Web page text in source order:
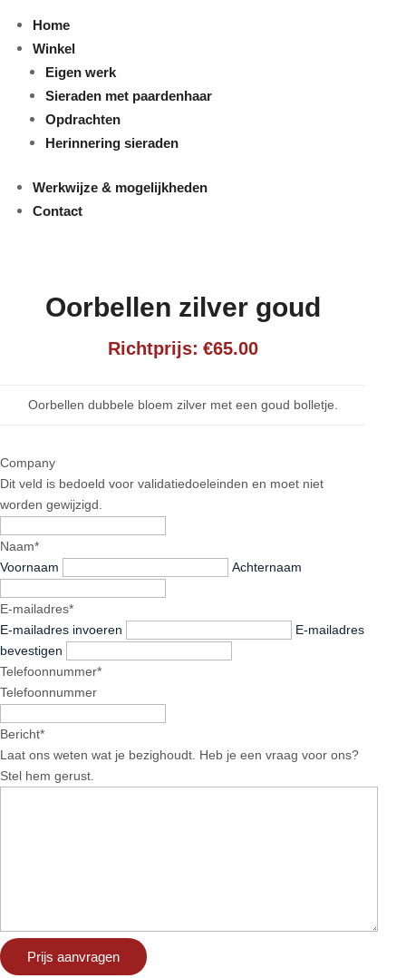
Home
Winkel
Eigen werk
Sieraden met paardenhaar
Opdrachten
Herinnering sieraden
Werkwijze & mogelijkheden
Contact
Oorbellen zilver goud
€65.00
Oorbellen dubbele bloem zilver met een goud bolletje.
Company
Dit veld is bedoeld voor validatiedoeleinden en moet niet
worden gewijzigd.
Naam*
Voornaam
Achternaam
E-mailadres*
E-mailadres invoeren
E-mailadres
bevestigen
Telefoonnummer*
Telefoonnummer
Bericht*
Laat ons weten wat je bezighoudt. Heb je een vraag voor ons?
Stel hem gerust.